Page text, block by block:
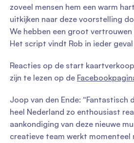
zoveel mensen hem een warm
uitkijken naar deze voorstelling
We hebben een groot
Het script vindt Rob in ieder geval
Reacties op de start
zijn te lezen op de
Joop van den Ende: “Fantastisch
heel Nederland zo enthousiast
aankondiging van deze nieuwe
creatieve team werkt